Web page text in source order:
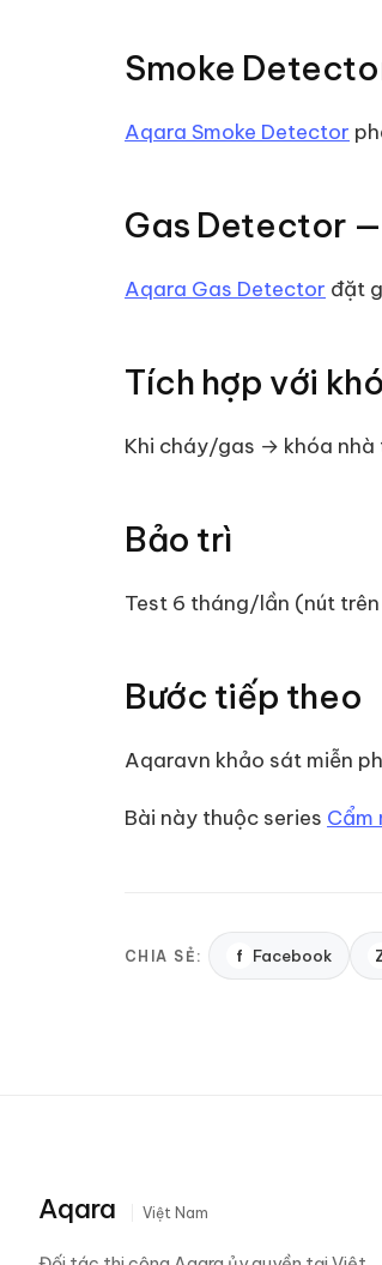
Smoke
Aqara Smoke Detector
Gas Detector
Aqara Gas Detector đặt
Tích hợp với
Khi cháy/gas → khóa nhà
Bảo trì
Test 6 tháng/lần (nút
Bước tiếp theo
Aqaravn khảo sát miễn
Bài này thuộc series Cẩm
CHIA SẺ: f Facebook
Aqara Việt Nam